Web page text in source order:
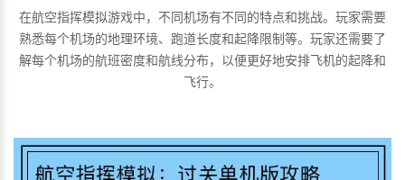
在航空指挥模拟游戏中，不同机场有不同的特点和挑战。玩家需要
熟悉每个机场的地理环境、跑道长度和起降限制等。玩家还需要了
解每个机场的航班密度和航线分布，以便更好地安排飞机的起降和
飞行。